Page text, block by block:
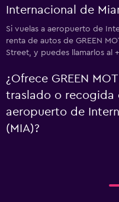
Internacional de
Si vuelas a aeropuerto de
renta de autos de GREEN
Street, y puedes llamarlos al
¿Ofrece GREEN
traslado o recogida
aeropuerto de
(MIA)?